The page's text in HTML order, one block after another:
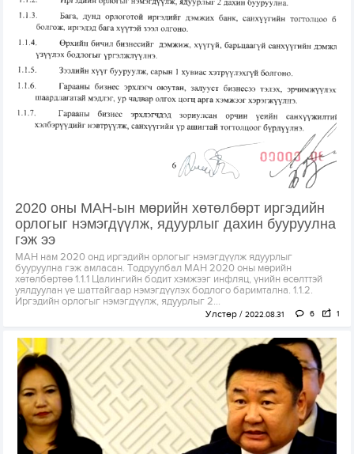
2020 оны МАН-ын мөрийн хөтөлбөрт иргэдийн
орлогыг нэмэгдүүлж, ядуурлыг дахин бууруулна
гэж ээ
МАН нам 2020 онд иргэдийн орлогыг нэмэгдүүлж ядуурлыг
бууруулна гэж амласан. Тодруулбал МАН 2020 оны мөрийн
хөтөлбөртөө 1.1.1 Цалингийн бодит хэмжээг инфляц, үнийн өсөлттэй
уялдуулан үе шаттайгаар нэмэгдүүлэх бодлого баримтална. 1.1.2.
Иргэдийн орлогыг нэмэгдүүлж, ядуурлыг 2...
Улстөр 2022.08.31 6 1